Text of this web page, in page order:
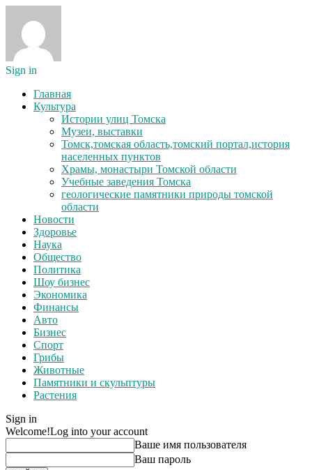
Sign in
Главная
Культура
Истории улиц Томска
Музеи, выставки
Томск,томская область,томский портал,история
населенных пунктов
Храмы, монастыри Томской области
Учебные заведения Томска
геологические памятники природы томской
области
Новости
Здоровье
Наука
Общество
Политика
Шоу бизнес
Экономика
Финансы
Авто
Бизнес
Спорт
Грибы
Животные
Памятники и скульптуры
Растения
Sign in
Welcome!Log into your account
Ваше имя пользователя
Ваш пароль